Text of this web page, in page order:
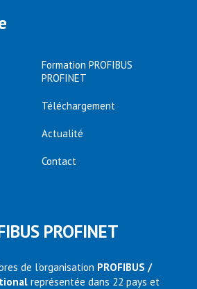
Formation PROFIBUS
PROFINET
Téléchargement
Actualité
Contact
PROFINET
de l’organisation PROFIBUS /
représentée dans 22 pays et